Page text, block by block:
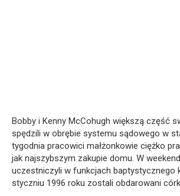
Bobby i Kenny McCohugh większą część
spędzili w obrębie systemu sądowego w
tygodnia pracowici małżonkowie ciężko
jak najszybszym zakupie domu. W
uczestniczyli w funkcjach baptystycznego
styczniu 1996 roku zostali obdarowani